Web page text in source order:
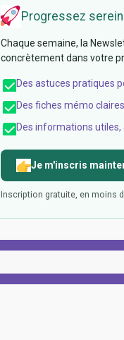
Progressez
Chaque semaine, la
concrètement dans votre
Des astuces pratiques
Des fiches mémo
Des informations
Je m'inscris
Inscription gratuite, en moins